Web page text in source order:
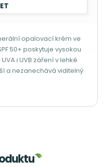
opalovací krém ve
50+ poskytuje vysokou
i UVB záření v lehké
a nezanechává viditelný